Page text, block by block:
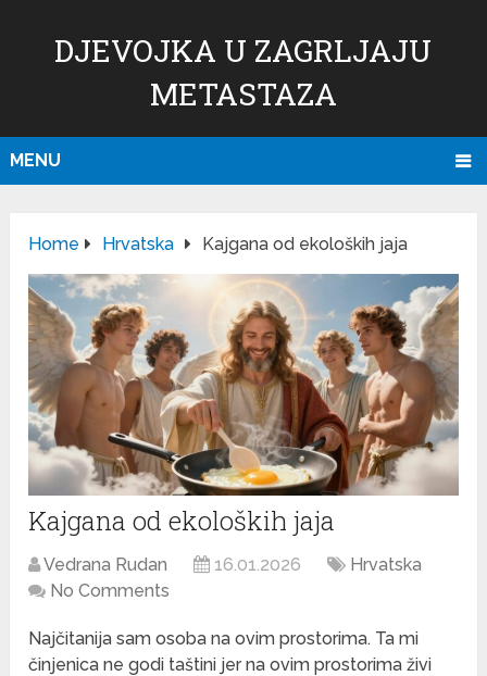
DJEVOJKA U ZAGRLJAJU
METASTAZA
MENU
Home Hrvatska Kajgana od ekoloških jaja
Kajgana od ekoloških jaja
Vedrana Rudan 16.01.2026
Hrvatska
No Comments
Najčitanija sam osoba na ovim prostorima. Ta mi
činjenica ne godi taštini jer na ovim prostorima živi